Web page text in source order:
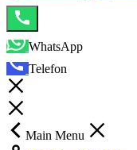
WhatsApp
Telefon
Main Menu